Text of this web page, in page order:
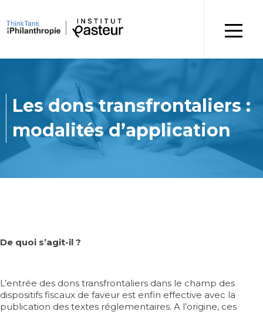
Les dons transfrontaliers :
modalités d’application
De quoi s’agit-il ?
L’entrée des dons transfrontaliers dans le champ des
dispositifs fiscaux de faveur est enfin effective avec la
publication des textes réglementaires. A l’origine, ces